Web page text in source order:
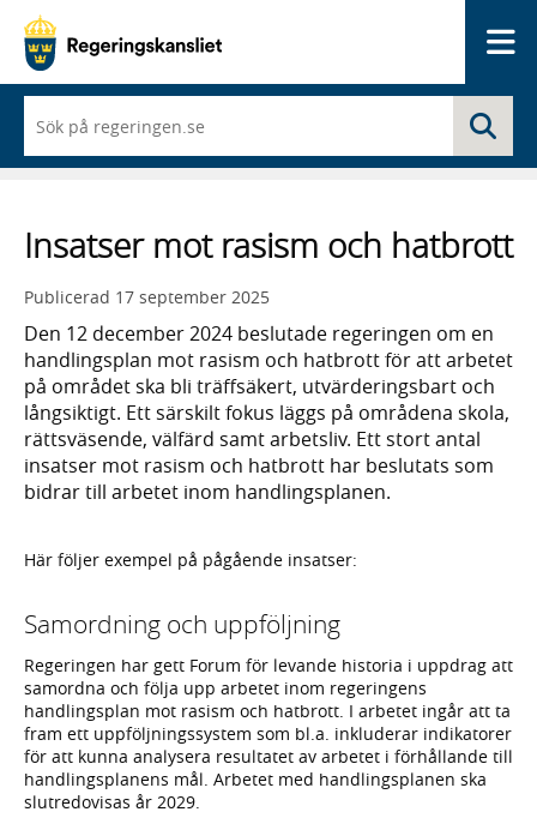
du
börjar
skriva
en
lista
med
sökförslag
Insatser mot rasism och hatbrott
Publicerad 17 september 2025
Den 12 december 2024 beslutade regeringen om en
handlingsplan mot rasism och hatbrott för att arbetet
på området ska bli träffsäkert, utvärderingsbart och
långsiktigt. Ett särskilt fokus läggs på områdena skola,
rättsväsende, välfärd samt arbetsliv. Ett stort antal
insatser mot rasism och hatbrott har beslutats som
bidrar till arbetet inom handlingsplanen.
Här följer exempel på pågående insatser:
Samordning och uppföljning
Regeringen har gett Forum för levande historia i uppdrag att
samordna och följa upp arbetet inom regeringens
handlingsplan mot rasism och hatbrott. I arbetet ingår att ta
fram ett uppföljningssystem som bl.a. inkluderar indikatorer
för att kunna analysera resultatet av arbetet i förhållande till
handlingsplanens mål. Arbetet med handlingsplanen ska
slutredovisas år 2029.